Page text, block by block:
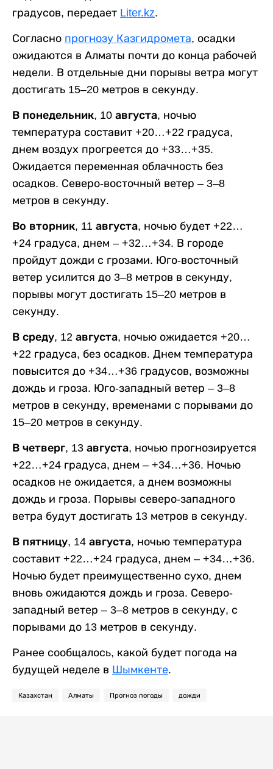
градусов, передает Liter.kz.
Согласно прогнозу Казгидромета, осадки
ожидаются в Алматы почти до конца рабочей
недели. В отдельные дни порывы ветра могут
достигать 15–20 метров в секунду.
В понедельник, 10 августа, ночью
температура составит +20…+22 градуса,
днем воздух прогреется до +33…+35.
Ожидается переменная облачность без
осадков. Северо-восточный ветер – 3–8
метров в секунду.
Во вторник, 11 августа, ночью будет +22…
+24 градуса, днем – +32…+34. В городе
пройдут дожди с грозами. Юго-восточный
ветер усилится до 3–8 метров в секунду,
порывы могут достигать 15–20 метров в
секунду.
В среду, 12 августа, ночью ожидается +20…
+22 градуса, без осадков. Днем температура
повысится до +34…+36 градусов, возможны
дождь и гроза. Юго-западный ветер – 3–8
метров в секунду, временами с порывами до
15–20 метров в секунду.
В четверг, 13 августа, ночью прогнозируется
+22…+24 градуса, днем – +34…+36. Ночью
осадков не ожидается, а днем возможны
дождь и гроза. Порывы северо-западного
ветра будут достигать 13 метров в секунду.
В пятницу, 14 августа, ночью температура
составит +22…+24 градуса, днем – +34…+36.
Ночью будет преимущественно сухо, днем
вновь ожидаются дождь и гроза. Северо-
западный ветер – 3–8 метров в секунду, с
порывами до 13 метров в секунду.
Ранее сообщалось, какой будет погода на
будущей неделе в Шымкенте.
Казахстан Алматы Прогноз погоды дожди